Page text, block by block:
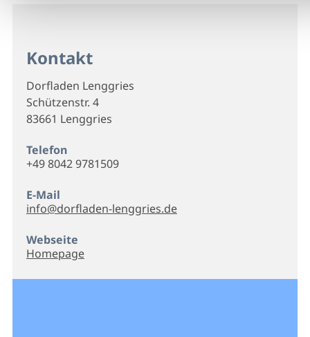
Kontakt
Dorfladen Lenggries
Schützenstr. 4
83661 Lenggries
Telefon
+49 8042 9781509
E-Mail
info@dorfladen-lenggries.de
Webseite
Homepage